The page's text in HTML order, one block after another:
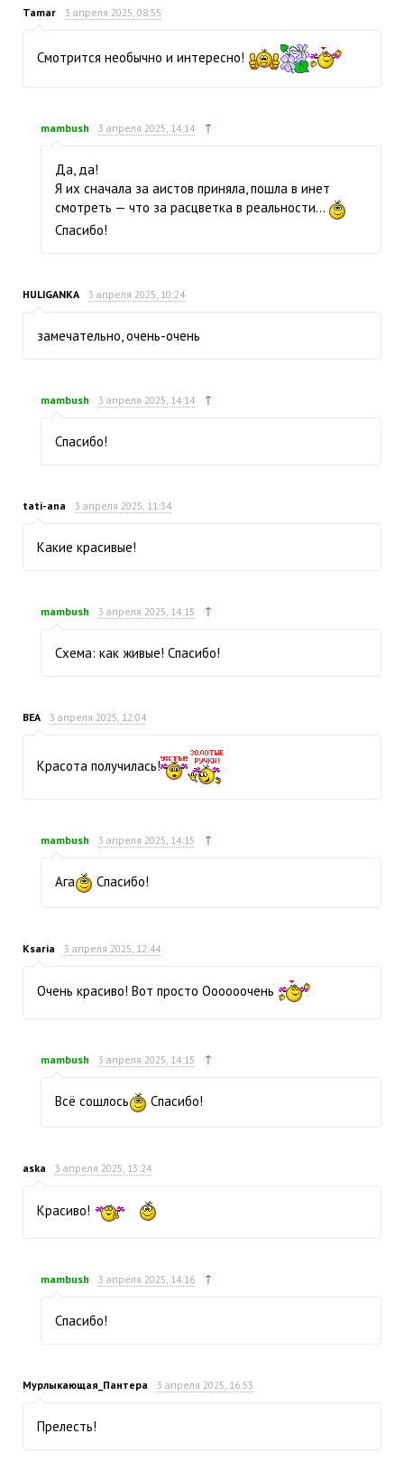
Tamar 3 апреля 2025, 08:55
Смотрится необычно и интересно!
mambush 3 апреля 2025, 14:14 ↑
Да, да!
Я их сначала за аистов приняла, пошла в инет
смотреть — что за расцветка в реальности…
Спасибо!
HULIGANKA 3 апреля 2025, 10:24
замечательно, очень-очень
mambush 3 апреля 2025, 14:14 ↑
Спасибо!
tati-ana 3 апреля 2025, 11:34
Какие красивые!
mambush 3 апреля 2025, 14:15 ↑
Схема: как живые! Спасибо!
ВЕА 3 апреля 2025, 12:04
Красота получилась!
mambush 3 апреля 2025, 14:15 ↑
Ага Спасибо!
Ksaria 3 апреля 2025, 12:44
Очень красиво! Вот просто Оооооочень
mambush 3 апреля 2025, 14:15 ↑
Всё сошлось Спасибо!
aska 3 апреля 2025, 13:24
Красиво!
mambush 3 апреля 2025, 14:16 ↑
Спасибо!
Мурлыкающая_Пантера 3 апреля 2025, 16:53
Прелесть!